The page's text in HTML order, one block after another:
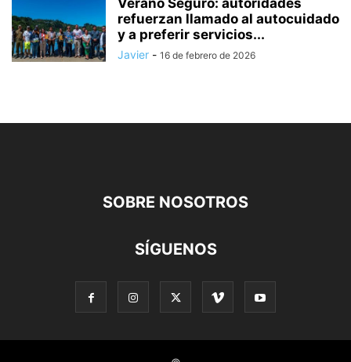
refuerzan llamado al autocuidado
y a preferir servicios...
Javier - 16 de febrero de 2026
SOBRE NOSOTROS
SÍGUENOS